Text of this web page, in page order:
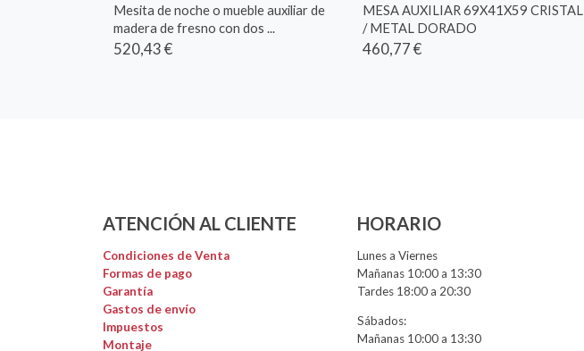
Mesita de noche o mueble auxiliar de
madera de fresno con dos ...
520,43 €
MESA AUXILIAR 69X41X59 CRISTAL
/ METAL DORADO
460,77 €
ATENCIÓN AL CLIENTE
Condiciones de Venta
Formas de pago
Garantía
Gastos de envío
Impuestos
Montaje
HORARIO
Lunes a Viernes
Mañanas 10:00 a 13:30
Tardes 18:00 a 20:30
Sábados:
Mañanas 10:00 a 13:30